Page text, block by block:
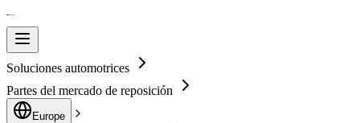
Soluciones automotrices
Partes del mercado de reposición
Europe